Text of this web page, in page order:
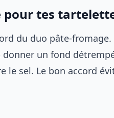
pour tes
du duo pâte-
un fond
le sel. Le bon accord